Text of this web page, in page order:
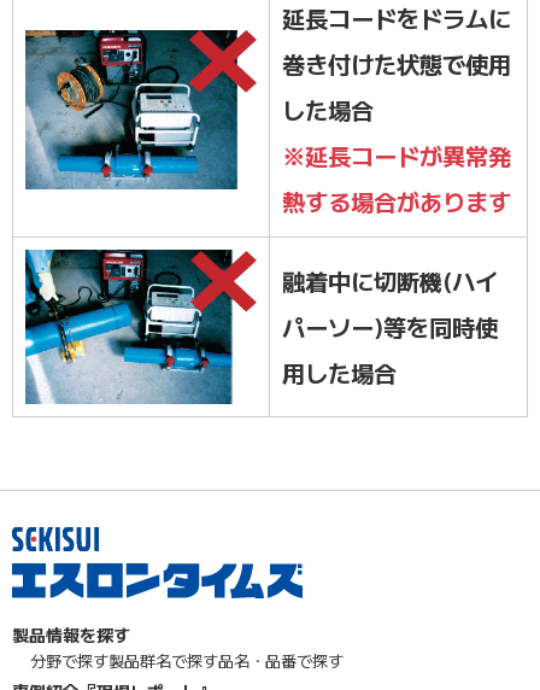
延長コードをドラムに
巻き付けた状態で使用
した場合
※延長コードが異常発
熱する場合があります
融着中に切断機(ハイ
パーソー)等を同時使
用した場合
製品情報を探す
分野で探す製品群名で探す品名・品番で探す